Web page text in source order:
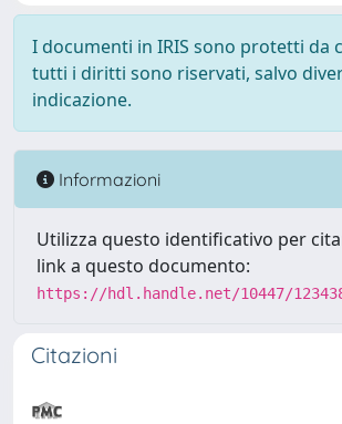
I documenti in IRIS sono protetti da
tutti i diritti sono riservati, salvo
indicazione.
Informazioni
Utilizza questo identificativo per
link a questo documento:
https://hdl.handle.net/10447/
Citazioni